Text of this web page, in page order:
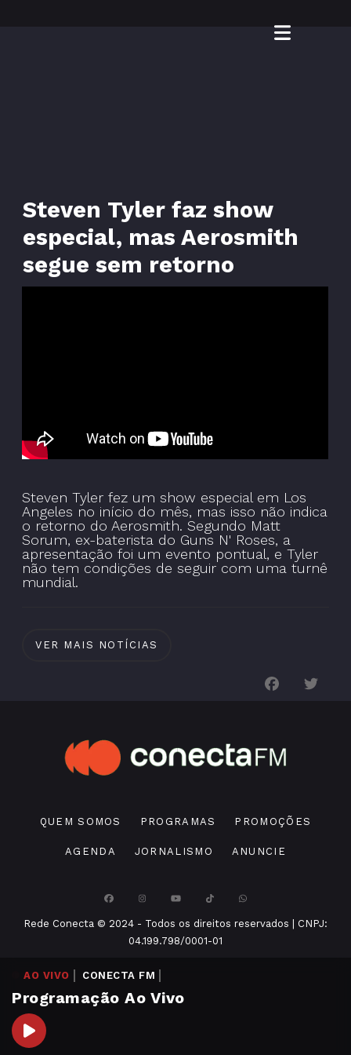
Steven Tyler faz show
especial, mas Aerosmith
segue sem retorno
Steven Tyler fez um show especial em Los
Angeles no início do mês, mas isso não indica
o retorno do Aerosmith. Segundo Matt
Sorum, ex-baterista do Guns N' Roses, a
apresentação foi um evento pontual, e Tyler
não tem condições de seguir com uma turnê
mundial.
VER MAIS NOTÍCIAS
AO VIVO CONECTA FM
Programação Ao Vivo
QUEM SOMOS PROGRAMAS PROMOÇÕES
AGENDA JORNALISMO ANUNCIE
Rede Conecta © 2024 - Todos os direitos reservados | CNPJ:
04.199.798/0001-01